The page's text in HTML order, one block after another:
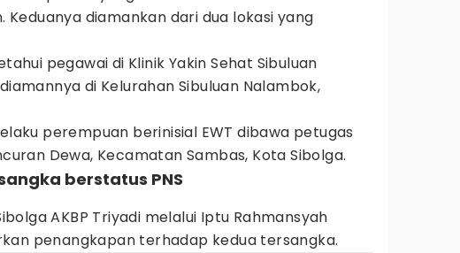
Keduanya diamankan dari dua lokasi yang
pegawai di Klinik Yakin Sehat Sibuluan
di Kelurahan Sibuluan Nalambok,
perempuan berinisial EWT dibawa petugas
Dewa, Kecamatan Sambas, Kota Sibolga.
berstatus PNS
AKBP Triyadi melalui Iptu Rahmansyah
penangkapan terhadap kedua tersangka.